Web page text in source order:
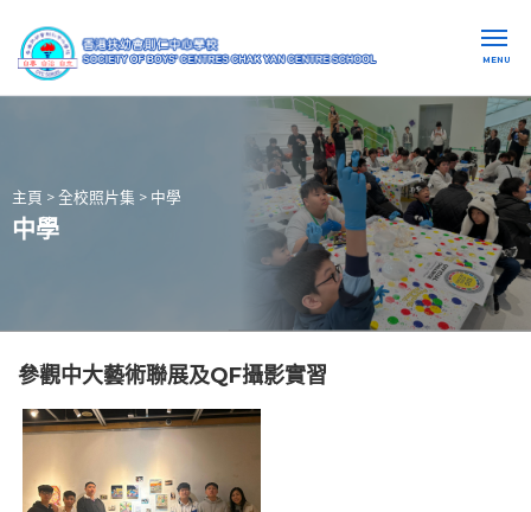
MENU
主頁 > 全校照片集 > 中學
中學
參觀中大藝術聯展及QF攝影實習